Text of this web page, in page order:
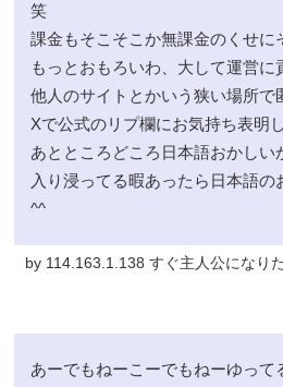
笑
課金もそこそこか無課金のくせに
もっとおもろいわ、大して運営
他人のサイトとかいう狭い場所で
Xで公式のリプ欄にお気持ち表明
あとところどころ日本語おかしい
入り浸ってる暇あったら日本語
^^
by 114.163.1.138 すぐ主人公になり
あーでもねーこーでもねーゆって